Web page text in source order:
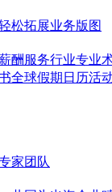
松拓展业务版图
酬服务行业专业
全球假期日历活
家团队